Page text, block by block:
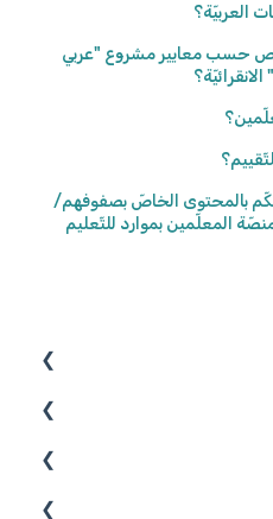
العربيّة؟
حسب معايير مشروع "عربي
بالمحتوى الخاصّ بصفوفهم/
المعلّمين بموارد للتّعليم